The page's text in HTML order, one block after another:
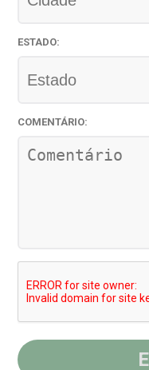
ESTADO:
COMENTÁRIO: